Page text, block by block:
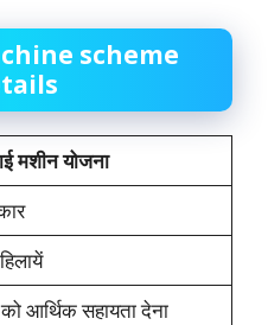
scheme
मशीन योजना
आर्थिक सहायता देना